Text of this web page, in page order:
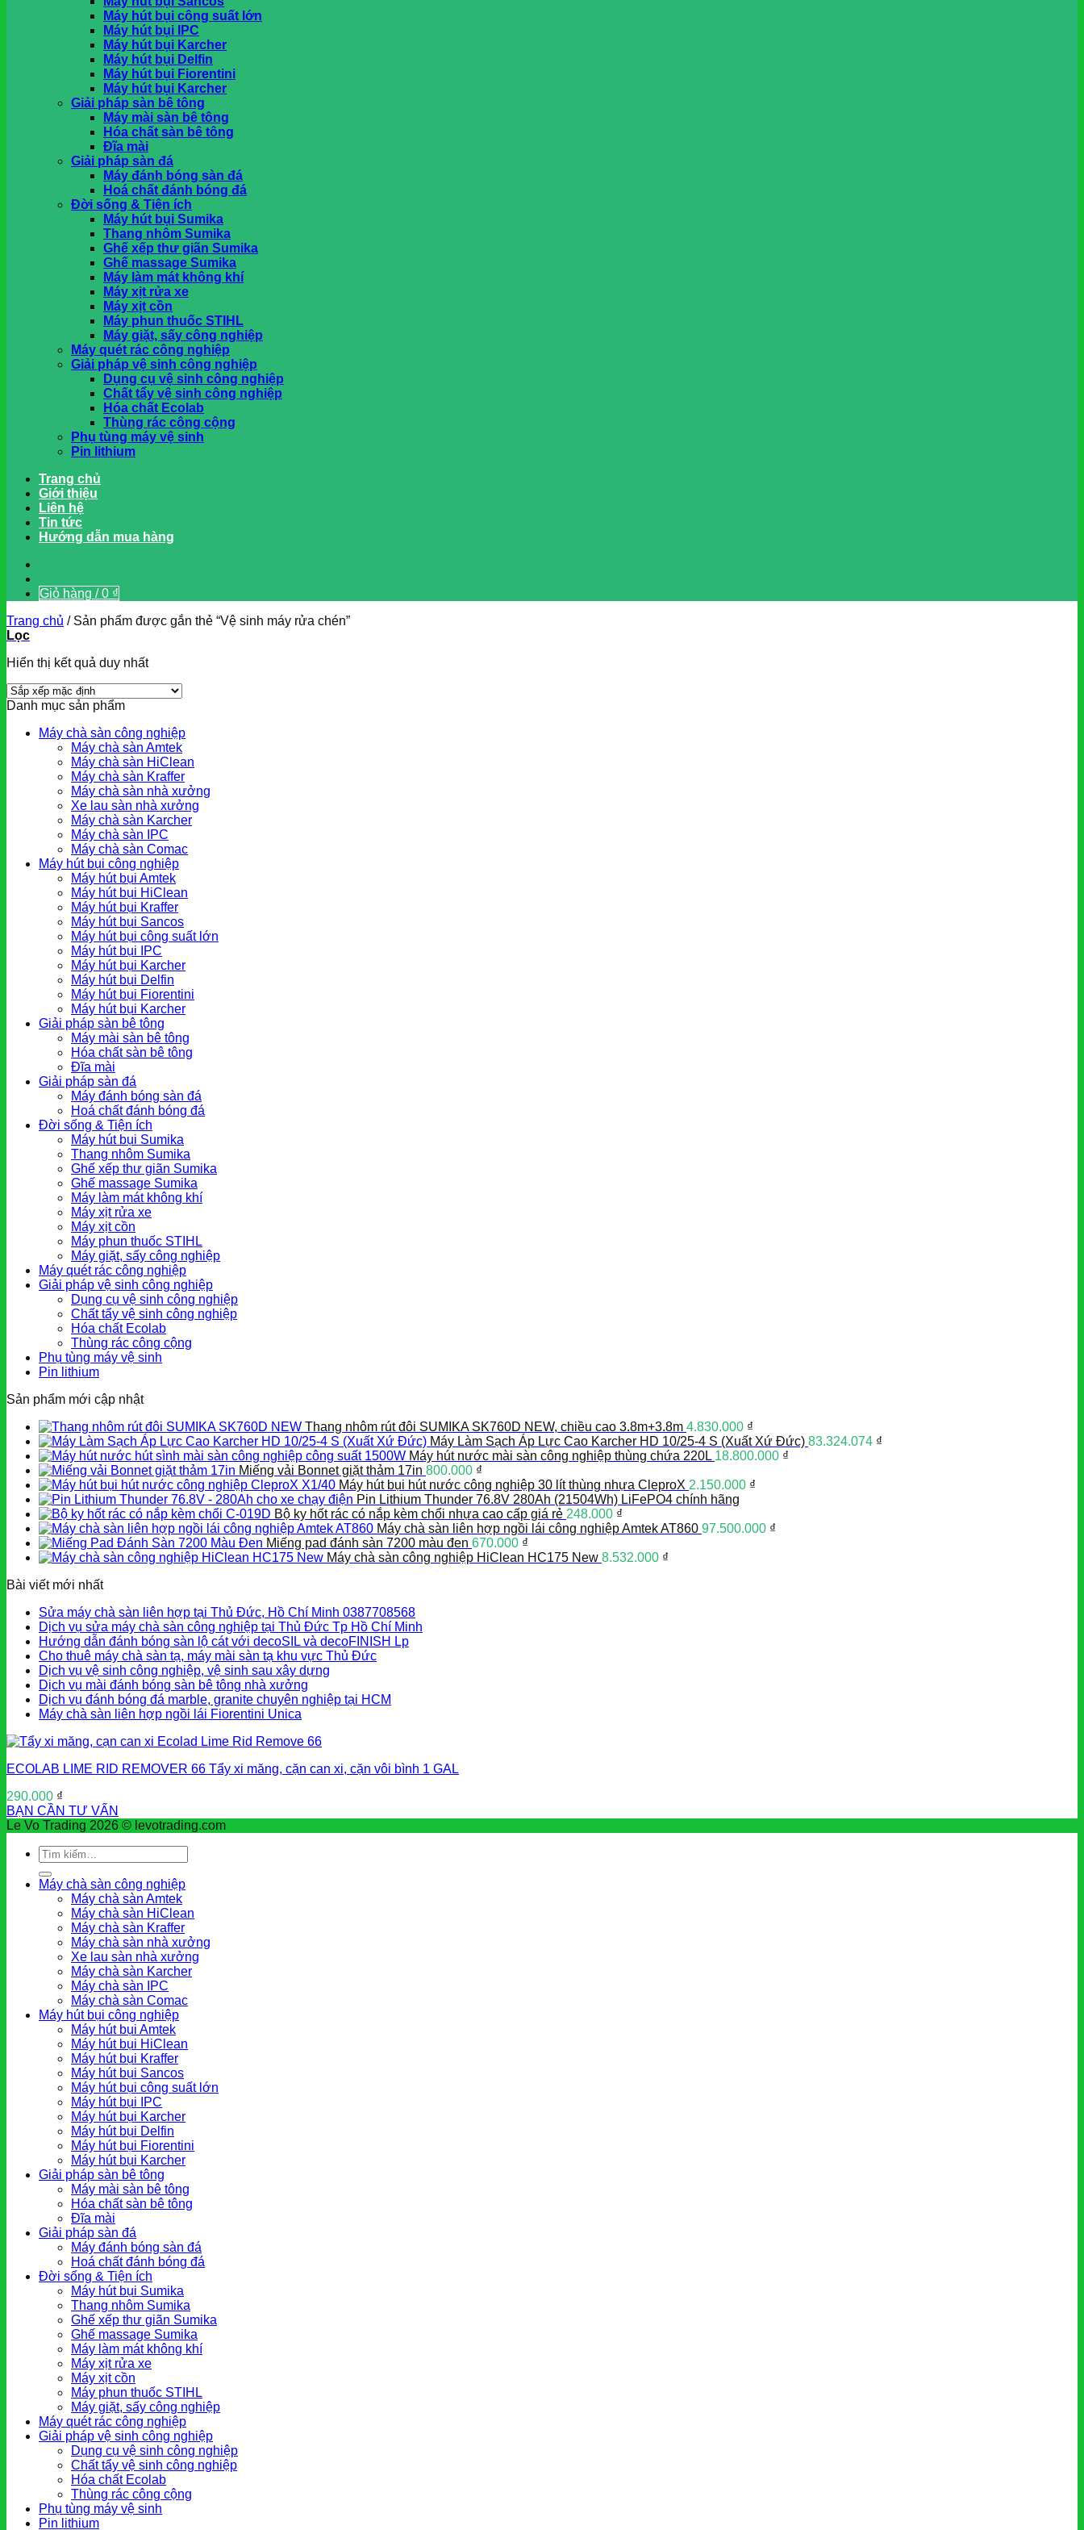
khi nhận hàng tại HCM
Giỏ hàng
Chưa có sản phẩm trong giỏ hàng.
Máy hút bụi công suất lớn
Máy hút bụi IPC
Máy hút bụi Karcher
Máy hút bụi Delfin
Máy hút bụi Fiorentini
Máy hút bụi Karcher
Giải pháp sàn bê tông
Máy mài sàn bê tông
Hóa chất sàn bê tông
Đĩa mài
Giải pháp sàn đá
Máy đánh bóng sàn đá
Hoá chất đánh bóng đá
Đời sống & Tiện ích
Máy hút bụi Sumika
Thang nhôm Sumika
Ghế xếp thư giãn Sumika
Ghế massage Sumika
Máy làm mát không khí
Máy xịt rửa xe
Máy xịt cồn
Máy phun thuốc STIHL
Máy giặt, sấy công nghiệp
Máy quét rác công nghiệp
Giải pháp vệ sinh công nghiệp
Dụng cụ vệ sinh công nghiệp
Chất tẩy vệ sinh công nghiệp
Hóa chất Ecolab
Thùng rác công cộng
Phụ tùng máy vệ sinh
Pin lithium
Trang chủ
Giới thiệu
Liên hệ
Tin tức
Hướng dẫn mua hàng
Giỏ hàng /0 ₫
Trang chủ /Sản phẩm được gắn thẻ “Vệ sinh máy rửa chén”
Lọc
Hiển thị kết quả duy nhất
Danh mục sản phẩm
Máy chà sàn công nghiệp
Máy chà sàn Amtek
Máy chà sàn HiClean
Máy chà sàn Kraffer
Máy chà sàn nhà xưởng
Xe lau sàn nhà xưởng
Máy chà sàn Karcher
Máy chà sàn IPC
Máy chà sàn Comac
Máy hút bụi công nghiệp
Máy hút bụi Amtek
Máy hút bụi HiClean
Máy hút bụi Kraffer
Máy hút bụi Sancos
Máy hút bụi công suất lớn
Máy hút bụi IPC
Máy hút bụi Karcher
Máy hút bụi Delfin
Máy hút bụi Fiorentini
Máy hút bụi Karcher
Giải pháp sàn bê tông
Máy mài sàn bê tông
Hóa chất sàn bê tông
Đĩa mài
Giải pháp sàn đá
Máy đánh bóng sàn đá
Hoá chất đánh bóng đá
Đời sống & Tiện ích
Máy hút bụi Sumika
Thang nhôm Sumika
Ghế xếp thư giãn Sumika
Ghế massage Sumika
Máy làm mát không khí
Máy xịt rửa xe
Máy xịt cồn
Máy phun thuốc STIHL
Máy giặt, sấy công nghiệp
Máy quét rác công nghiệp
Giải pháp vệ sinh công nghiệp
Dụng cụ vệ sinh công nghiệp
Chất tẩy vệ sinh công nghiệp
Hóa chất Ecolab
Thùng rác công cộng
Phụ tùng máy vệ sinh
Pin lithium
Sản phẩm mới cập nhật
Thang nhôm rút đôi SUMIKA SK760D NEW, chiều cao 3.8m+3.8m 4.830.000 ₫
Máy Làm Sạch Áp Lực Cao Karcher HD 10/25-4 S (Xuất Xứ Đức) 83.324.074 ₫
Máy hút nước mài sàn công nghiệp thùng chứa 220L 18.800.000 ₫
Miếng vải Bonnet giặt thảm 17in 800.000 ₫
Máy hút bụi hút nước công nghiệp 30 lít thùng nhựa CleproX 2.150.000 ₫
Pin Lithium Thunder 76.8V 280Ah (21504Wh) LiFePO4 chính hãng
Bộ ky hốt rác có nắp kèm chổi nhựa cao cấp giá rẻ 248.000 ₫
Máy chà sàn liên hợp ngồi lái công nghiệp Amtek AT860 97.500.000 ₫
Miếng pad đánh sàn 7200 màu đen 670.000 ₫
Máy chà sàn công nghiệp HiClean HC175 New 8.532.000 ₫
Bài viết mới nhất
Sửa máy chà sàn liên hợp tại Thủ Đức, Hồ Chí Minh 0387708568
Dịch vụ sửa máy chà sàn công nghiệp tại Thủ Đức Tp Hồ Chí Minh
Hướng dẫn đánh bóng sàn lộ cát với decoSIL và decoFINISH Lp
Cho thuê máy chà sàn tạ, máy mài sàn tạ khu vực Thủ Đức
Dịch vụ vệ sinh công nghiệp, vệ sinh sau xây dựng
Dịch vụ mài đánh bóng sàn bê tông nhà xưởng
Dịch vụ đánh bóng đá marble, granite chuyên nghiệp tại HCM
Máy chà sàn liên hợp ngồi lái Fiorentini Unica
ECOLAB LIME RID REMOVER 66 Tẩy xi măng, cặn can xi, cặn vôi bình 1 GAL
290.000 ₫
BẠN CẦN TƯ VẤN
Le Vo Trading 2026 © levotrading.com
Tìm
kiếm:
Máy chà sàn công nghiệp
Máy chà sàn Amtek
Máy chà sàn HiClean
Máy chà sàn Kraffer
Máy chà sàn nhà xưởng
Xe lau sàn nhà xưởng
Máy chà sàn Karcher
Máy chà sàn IPC
Máy chà sàn Comac
Máy hút bụi công nghiệp
Máy hút bụi Amtek
Máy hút bụi HiClean
Máy hút bụi Kraffer
Máy hút bụi Sancos
Máy hút bụi công suất lớn
Máy hút bụi IPC
Máy hút bụi Karcher
Máy hút bụi Delfin
Máy hút bụi Fiorentini
Máy hút bụi Karcher
Giải pháp sàn bê tông
Máy mài sàn bê tông
Hóa chất sàn bê tông
Đĩa mài
Giải pháp sàn đá
Máy đánh bóng sàn đá
Hoá chất đánh bóng đá
Đời sống & Tiện ích
Máy hút bụi Sumika
Thang nhôm Sumika
Ghế xếp thư giãn Sumika
Ghế massage Sumika
Máy làm mát không khí
Máy xịt rửa xe
Máy xịt cồn
Máy phun thuốc STIHL
Máy giặt, sấy công nghiệp
Máy quét rác công nghiệp
Giải pháp vệ sinh công nghiệp
Dụng cụ vệ sinh công nghiệp
Chất tẩy vệ sinh công nghiệp
Hóa chất Ecolab
Thùng rác công cộng
Phụ tùng máy vệ sinh
Pin lithium